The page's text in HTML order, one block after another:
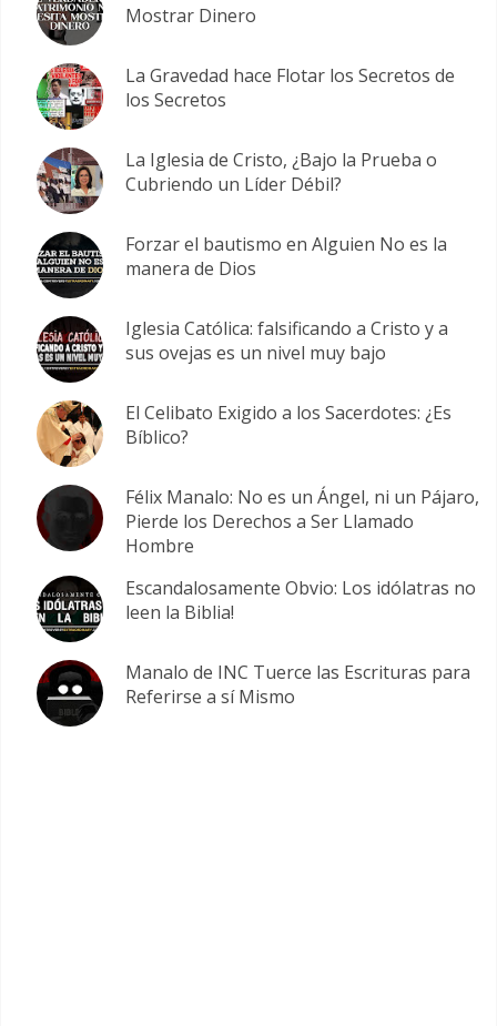
Mostrar Dinero
La Gravedad hace Flotar los Secretos de
los Secretos
La Iglesia de Cristo, ¿Bajo la Prueba o
Cubriendo un Líder Débil?
Forzar el bautismo en Alguien No es la
manera de Dios
Iglesia Católica: falsificando a Cristo y a
sus ovejas es un nivel muy bajo
El Celibato Exigido a los Sacerdotes: ¿Es
Bíblico?
Félix Manalo: No es un Ángel, ni un Pájaro,
Pierde los Derechos a Ser Llamado
Hombre
Escandalosamente Obvio: Los idólatras no
leen la Biblia!
Manalo de INC Tuerce las Escrituras para
Referirse a sí Mismo